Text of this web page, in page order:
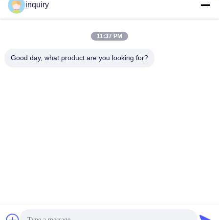
© 2024-2026 Shenzhen Ladasky Technology Co.，Ltd - Alle. Alle
inquiry
11:37 PM
Good day, what product are you looking for?